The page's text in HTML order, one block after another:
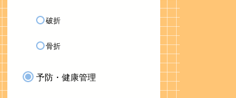
破折
骨折
予防・健康管理